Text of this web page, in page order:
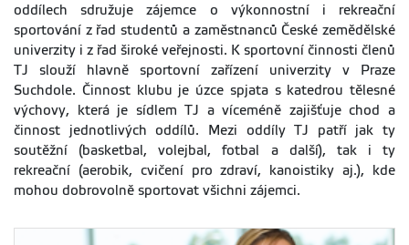
oddílech sdružuje zájemce o výkonnostní i rekreační
sportování z řad studentů a zaměstnanců České zemědělské
univerzity i z řad široké veřejnosti. K sportovní činnosti členů
TJ slouží hlavně sportovní zařízení univerzity v Praze
Suchdole. Činnost klubu je úzce spjata s katedrou tělesné
výchovy, která je sídlem TJ a víceméně zajišťuje chod a
činnost jednotlivých oddílů. Mezi oddíly TJ patří jak ty
soutěžní (basketbal, volejbal, fotbal a další), tak i ty
rekreační (aerobik, cvičení pro zdraví, kanoistiky aj.), kde
mohou dobrovolně sportovat všichni zájemci.